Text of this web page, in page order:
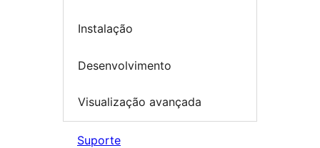
Instalação
Desenvolvimento
Visualização avançada
Suporte